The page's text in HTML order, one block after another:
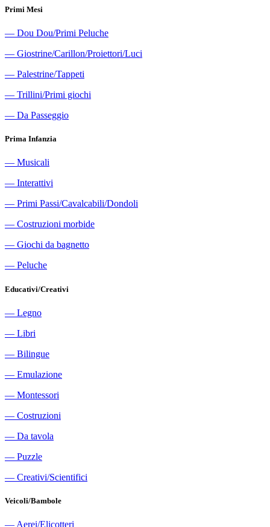
Primi Mesi
― Dou Dou/Primi Peluche
― Giostrine/Carillon/Proiettori/Luci
― Palestrine/Tappeti
― Trillini/Primi giochi
― Da Passeggio
Prima Infanzia
― Musicali
― Interattivi
― Primi Passi/Cavalcabili/Dondoli
― Costruzioni morbide
― Giochi da bagnetto
― Peluche
Educativi/Creativi
― Legno
― Libri
― Bilingue
― Emulazione
― Montessori
― Costruzioni
― Da tavola
― Puzzle
― Creativi/Scientifici
Veicoli/Bambole
― Aerei/Elicotteri